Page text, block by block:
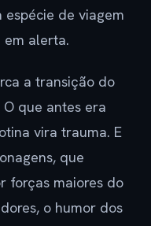
espécie de viagem
em alerta.
a transição do
que antes era
vira trauma. E
que
forças maiores do
o humor dos